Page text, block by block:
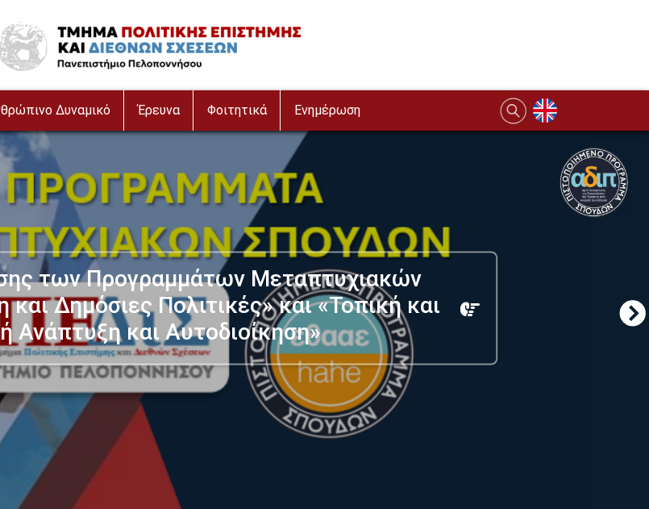
Δυναμικό Έρευνα Φοιτητικά Ενημέρωση
των Προγραμμάτων Μεταπτυχιακών
Δημόσιες Πολιτικές» και «Τοπική και
Ανάπτυξη και Αυτοδιοίκηση»